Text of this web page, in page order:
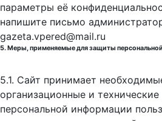
параметры её
напишите письмо
gazeta.vpered@mail.ru
5. Меры, применяемые для защиты
5.1. Сайт принимает
организационные и
персональной информации